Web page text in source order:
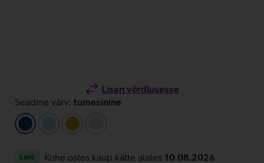
Lisan võrdlusesse
Seadme värv: tumesinine
tumesininehelesininekuldne
Laos Kohe ostes kaup kätte alates 10.08.2026